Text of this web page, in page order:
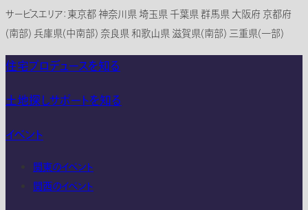
サービスエリア：東京都 神奈川県 埼玉県 千葉県 群馬県 大阪府 京都府
(南部) 兵庫県(中南部) 奈良県 和歌山県 滋賀県(南部) 三重県(一部)
住宅プロデュースを知る
土地探しサポートを知る
イベント
関東のイベント
関西のイベント